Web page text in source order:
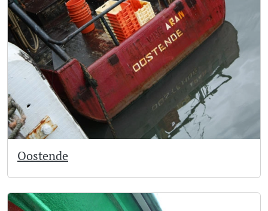
Oostende